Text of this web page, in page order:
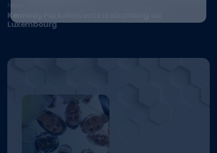
News - 28.04.2026
Kennedy Park réinvente le Kirchberg au
Luxembourg